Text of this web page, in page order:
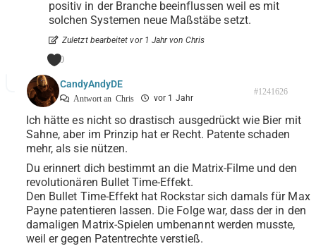
positiv in der Branche beeinflussen weil es mit
solchen Systemen neue Maßstäbe setzt.
Zuletzt bearbeitet vor 1 Jahr von Chris
0
CandyAndyDE
Antwort an Chris vor 1 Jahr
#1241626
Ich hätte es nicht so drastisch ausgedrückt wie Bier mit
Sahne, aber im Prinzip hat er Recht. Patente schaden
mehr, als sie nützen.
Du erinnert dich bestimmt an die Matrix-Filme und den
revolutionären Bullet Time-Effekt.
Den Bullet Time-Effekt hat Rockstar sich damals für Max
Payne patentieren lassen. Die Folge war, dass der in den
damaligen Matrix-Spielen umbenannt werden musste,
weil er gegen Patentrechte verstieß.